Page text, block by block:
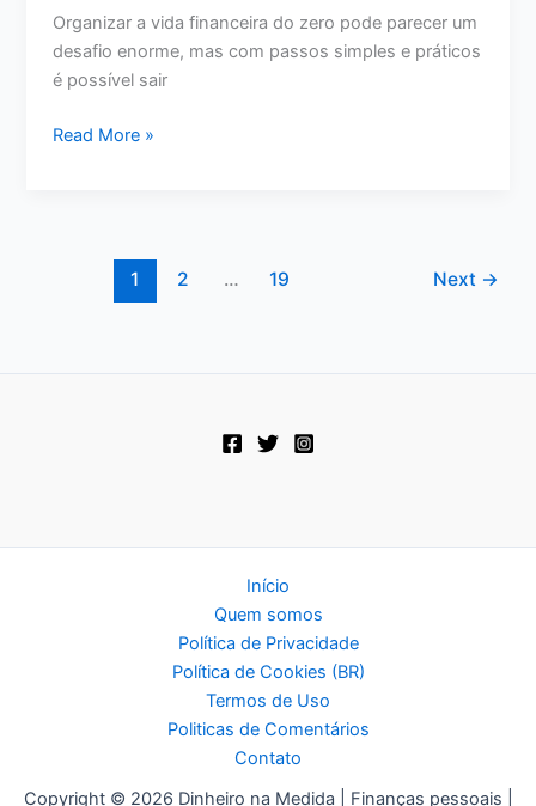
Organizar a vida financeira do zero pode parecer um
desafio enorme, mas com passos simples e práticos
é possível sair
Como
Read More »
1 2 … 19 Next →
Início
Quem somos
Política de Privacidade
Política de Cookies (BR)
Termos de Uso
Politicas de Comentários
Contato
Copyright © 2026 Dinheiro na Medida | Finanças pessoais |